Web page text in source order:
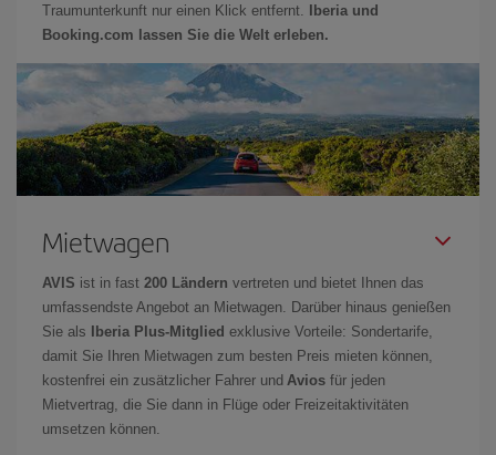
Traumunterkunft nur einen Klick entfernt.
Iberia und
Booking.com lassen Sie die Welt erleben.
Mietwagen
AVIS ist in fast 200 Ländern vertreten und bietet Ihnen das
umfassendste Angebot an Mietwagen. Darüber hinaus genießen
Sie als
Iberia Plus-Mitglied exklusive Vorteile: Sondertarife,
damit Sie Ihren Mietwagen zum besten Preis mieten können,
kostenfrei ein zusätzlicher Fahrer und Avios für jeden
Mietvertrag, die Sie dann in Flüge oder Freizeitaktivitäten
umsetzen können.